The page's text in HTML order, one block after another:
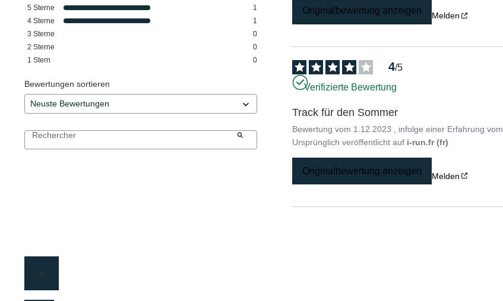
5 Sterne
1
4 Sterne
1
3 Sterne
0
2 Sterne
0
1 Stern 0
Bewertungen sortieren
Originalbewertung anzeigen Melden
4/5
Verifizierte Bewertung
Track für den Sommer
Bewertung vom 1.12.2023 , infolge einer Erfahrung vom
Ursprünglich veröffentlicht auf i-run.fr (fr)
Originalbewertung anzeigen Melden